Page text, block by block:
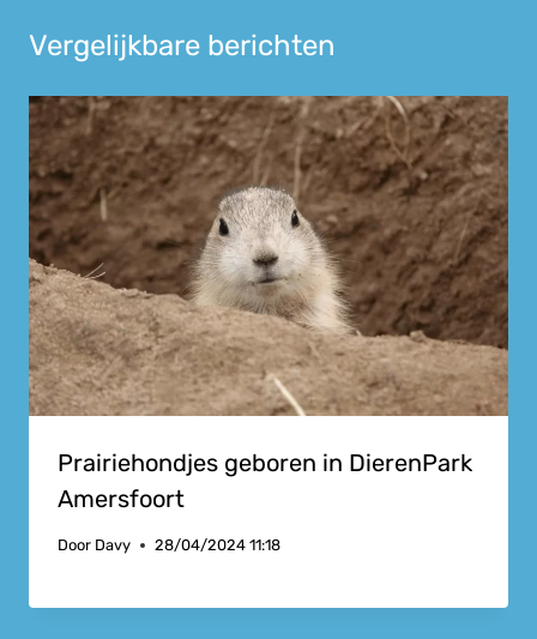
Vergelijkbare berichten
Prairiehondjes geboren in DierenPark
Amersfoort
Door Davy 28/04/2024 11:18